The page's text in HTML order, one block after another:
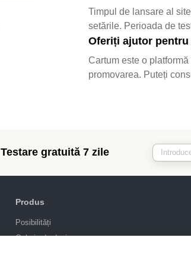
Timpul de lansare al
setările. Perioada de
Oferiți ajutor
Cartum este o
promovarea. Puteți
Testare gratuită 7 zile
Produs
Posibilități
Galeria de design